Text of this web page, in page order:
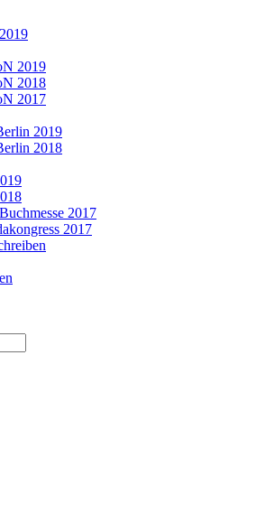
2019
2018
2017
2019
2018
2017
2017